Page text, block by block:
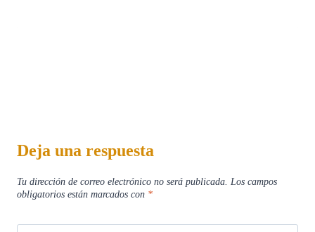
Deja una respuesta
Tu dirección de correo electrónico no será publicada. Los campos
obligatorios están marcados con *